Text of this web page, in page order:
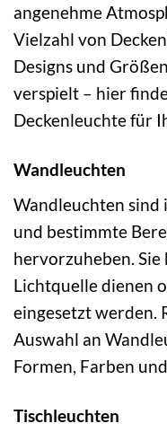
angenehme
Vielzahl von
Designs und
verspielt – hier
Deckenleuchte für
Wandleuchten
Wandleuchten sind
und bestimmte
hervorzuheben. Sie
Lichtquelle dienen
eingesetzt werden.
Auswahl an
Formen, Farben
Tischleuchten